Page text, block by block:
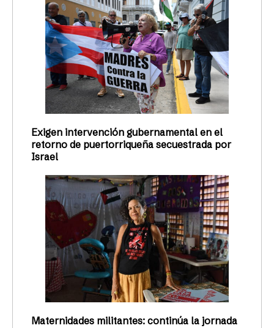
Exigen intervención gubernamental en el
retorno de puertorriqueña secuestrada por
Israel
Maternidades militantes: continúa la jornada